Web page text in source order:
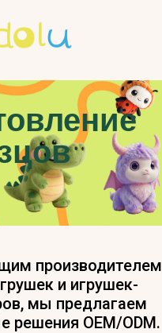
производителем
и игрушек-
мы предлагаем
решения OEM/ODM.